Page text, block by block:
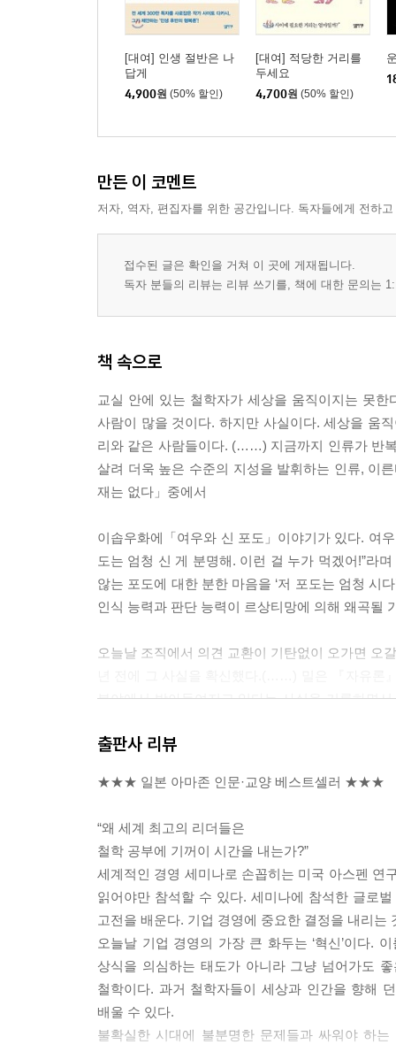
[대여] 인생 절반은 나
답게
4,900원 (50% 할인)
[대여] 적당한 거리를
두세요
4,700원 (50% 할인)
만든 이 코멘트
저자, 역자, 편집자를 위한 공간입니다. 독자들에게 전하
접수된 글은 확인을 거쳐 이 곳에 게재됩니다.
독자 분들의 리뷰는 리뷰 쓰기를, 책에 대한 문의는
책 속으로
교실 안에 있는 철학자가 세상을 움직이지는 못
사람이 많을 것이다. 하지만 사실이다. 세상을 움
리와 같은 사람들이다. (……) 지금까지 인류가 반
살려 더욱 높은 수준의 지성을 발휘하는 인류, 이
재는 없다」중에서
이솝우화에「여우와 신 포도」이야기가 있다. 여
도는 엄청 신 게 분명해. 이런 걸 누가 먹겠어!”라
않는 포도에 대한 분한 마음을 ‘저 포도는 엄청 시
인식 능력과 판단 능력이 르상티망에 의해 왜곡될
오늘날 조직에서 의견 교환이 기탄없이 오가면 오
분야에서 받아들여지고 있다는 사실을 거론하면서
시사한다. ---「끝까지 이의를 제기하는 사람이 있
레빈에 의하면 어떤 사고방식이나 행동 양식이
할 때 앞으로의 일을 ‘시작’하는 데만 초점을 맞
은 오히려 지금까지의 방식을 잊는 것, 즉 이전 방
작별에서 시작한다」중에서
우리는 항상 이해력이 빠른 아이를 사랑하는 한편
일이 일어나는 까닭은 교육을 위한 비용이 무한
우리는 비용 대비 효과가 더 높은 아이에게 교육
지고 그 결과 성적이 더 올라간다. 반면 첫 타석에
다 보면 세상 물정에 밝은 아이만 조직에 받아들
아이 즉 혁신의 종자가 될 아이디어를 낼 수 있는
출판사 리뷰
★★★ 일본 아마존 인문·교양 베스트셀러 ★★★
“왜 세계 최고의 리더들은
철학 공부에 기꺼이 시간을 내는가?”
세계적인 경영 세미나로 손꼽히는 미국 아스펜 연
읽어야만 참석할 수 있다. 세미나에 참석한 글로
고전을 배운다. 기업 경영에 중요한 결정을 내리
오늘날 기업 경영의 가장 큰 화두는 ‘혁신’이다.
상식을 의심하는 태도가 아니라 그냥 넘어가도
철학이다. 과거 철학자들이 세상과 인간을 향해
배울 수 있다.
불확실한 시대에 불분명한 문제들과 싸워야 하